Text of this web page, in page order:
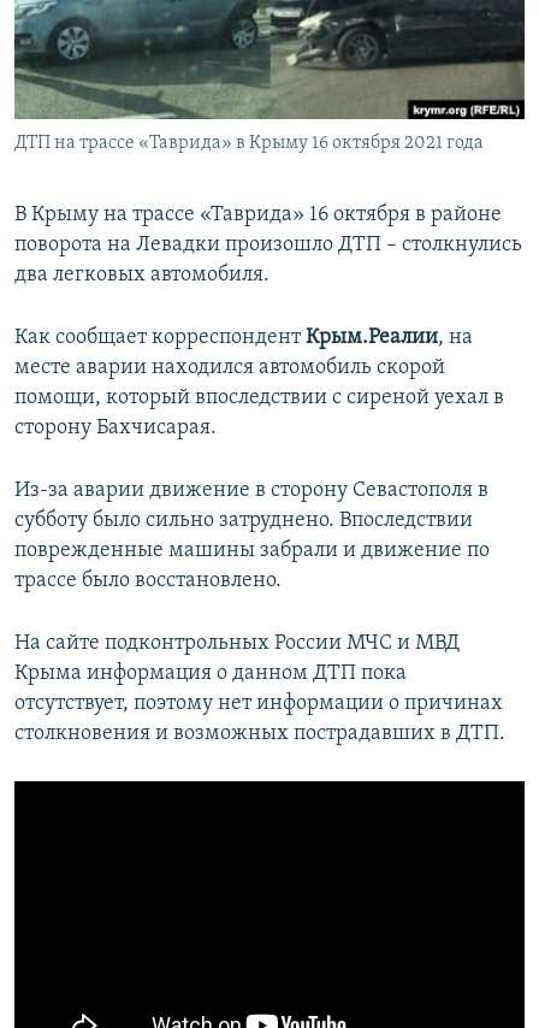
ПОБЕДИТЕЛЕЙ НЕ СУДЯТ?
КРЫМ.НЕПОКОРЕННЫЙ
ELIFBE
УКРАИНСКАЯ ПРОБЛЕМА КРЫМА
ПРИСОЕДИНЯЙТЕСЬ!
ДТП на трассе «Таврида» в Крыму 16 октября 2021 года
В Крыму на трассе «Таврида» 16 октября в районе
поворота на Левадки произошло ДТП – столкнулись
два легковых автомобиля.
Как сообщает корреспондентКрым.Реалии, на
месте аварии находился автомобиль скорой
помощи, который впоследствии с сиреной уехал в
сторону Бахчисарая.
Из-за аварии движение в сторону Севастополя в
субботу было сильно затруднено. Впоследствии
поврежденные машины забрали и движение по
трассе было восстановлено.
На сайте подконтрольных России МЧС и МВД
Крыма информация о данном ДТП пока
отсутствует, поэтому нет информации о причинах
столкновения и возможных пострадавших в ДТП.